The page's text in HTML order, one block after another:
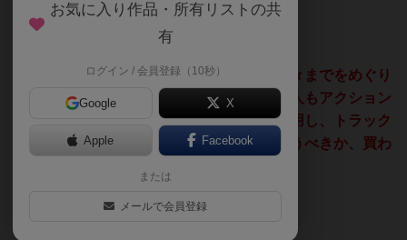
136名 0名 8ヶ月前
銀河横断の時代がやってきた。彼方の星々までをめぐり
拠点を築き、勢力圏を広げよう。手番外の人もアクション
できる相乗りワーカープレイスメントを活用し、トラック
進行で各方面の能力を高めるぞ。さあ、買うべきか、買わ
お気に入り作品・所有リストの共
有
ログイン / 会員登録（10秒）
Google X
Apple Facebook
または
メールで会員登録